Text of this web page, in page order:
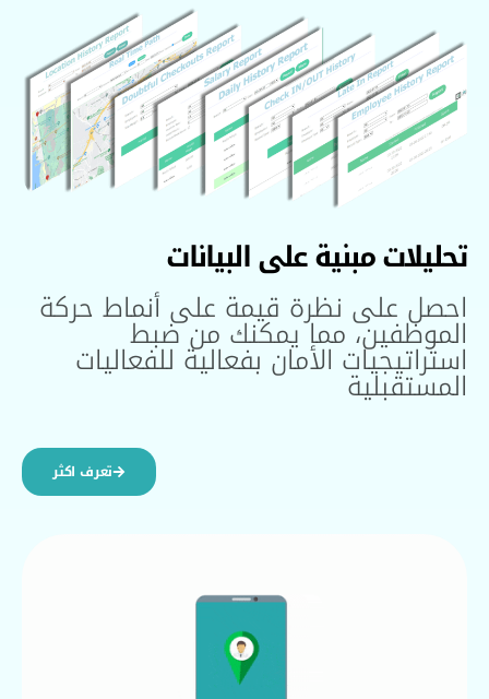
تحليلات مبنية على البيانات
احصل على نظرة قيمة على أنماط حركة
الموظفين، مما يمكنك من ضبط
استراتيجيات الأمان بفعالية للفعاليات
المستقبلية
تعرف اكثر